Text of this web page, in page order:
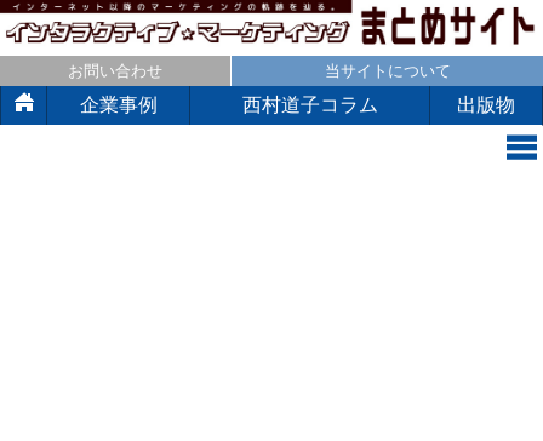
お問い合わせ 当サイトについて
企業事例 西村道子コラム 出版物